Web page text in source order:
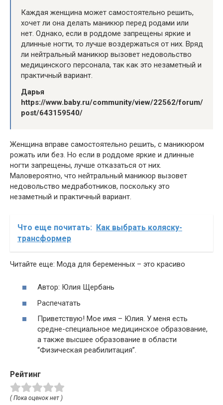
Каждая женщина может самостоятельно решить,
хочет ли она делать маникюр перед родами или
нет. Однако, если в роддоме запрещены яркие и
длинные ногти, то лучше воздержаться от них. Вряд
ли нейтральный маникюр вызовет недовольство
медицинского персонала, так как это незаметный и
практичный вариант.
Дарья
https://www.baby.ru/community/view/22562/forum/
post/643159540/
Женщина вправе самостоятельно решить, с маникюром
рожать или без. Но если в роддоме яркие и длинные
ногти запрещены, лучше отказаться от них.
Маловероятно, что нейтральный маникюр вызовет
недовольство медработников, поскольку это
незаметный и практичный вариант.
Что еще почитать: Как выбрать коляску-
трансформер
Читайте еще: Мода для беременных – это красиво
Автор: Юлия Щербань
Распечатать
Приветствую! Мое имя – Юлия. У меня есть
средне-специальное медицинское образование,
а также высшее образование в области
“Физическая реабилитация”.
Рейтинг
( Пока оценок нет )